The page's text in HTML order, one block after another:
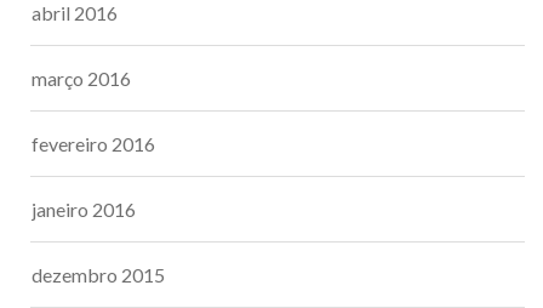
abril 2016
março 2016
fevereiro 2016
janeiro 2016
dezembro 2015